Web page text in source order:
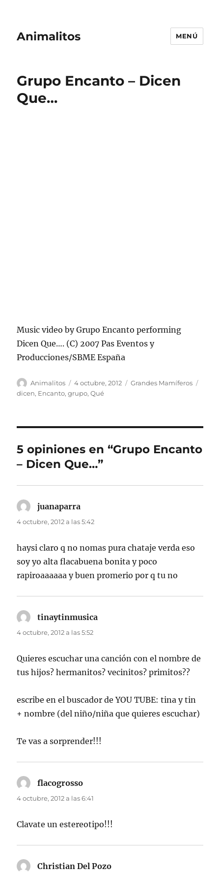
Animalitos MENÚ
Grupo Encanto – Dicen
Que…
Music video by Grupo Encanto performing
Dicen Que…. (C) 2007 Pas Eventos y
Producciones/SBME España
Autor
Animalitos
Publicado
el
4 octubre, 2012 Categorías
Grandes Mamíferos
dicen, Encanto,grupo,Qué
5 opiniones en “Grupo Encanto
– Dicen Que…”
juanaparra
4 octubre, 2012 a las 5:42
haysi claro q no nomas pura chataje verda eso
soy yo alta flacabuena bonita y poco
rapiroaaaaaa y buen promerio por q tu no
tinaytinmusica
4 octubre, 2012 a las 5:52
Quieres escuchar una canción con el nombre de
tus hijos? hermanitos? vecinitos? primitos??
escribe en el buscador de YOU TUBE: tina y tin
+ nombre (del niño/niña que quieres escuchar)
Te vas a sorprender!!!
flacogrosso
4 octubre, 2012 a las 6:41
Clavate un estereotipo!!!
Christian Del Pozo